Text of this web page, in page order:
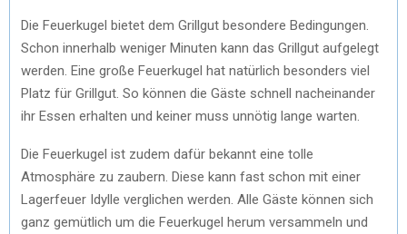
Die Feuerkugel bietet dem Grillgut besondere Bedingungen.
Schon innerhalb weniger Minuten kann das Grillgut aufgelegt
werden. Eine große Feuerkugel hat natürlich besonders viel
Platz für Grillgut. So können die Gäste schnell nacheinander
ihr Essen erhalten und keiner muss unnötig lange warten.
Die Feuerkugel ist zudem dafür bekannt eine tolle
Atmosphäre zu zaubern. Diese kann fast schon mit einer
Lagerfeuer Idylle verglichen werden. Alle Gäste können sich
ganz gemütlich um die Feuerkugel herum versammeln und